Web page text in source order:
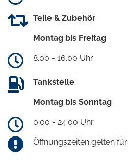
Teile & Zubehör
Montag bis Freitag
8.00 - 16.00 Uhr
Tankstelle
Montag bis Sonntag
0.00 - 24.00 Uhr
Öffnungszeiten gelten